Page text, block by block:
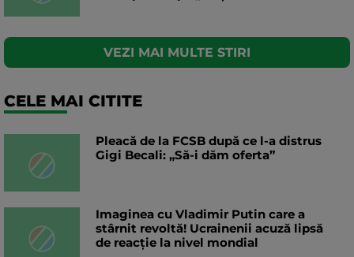
VEZI MAI MULTE STIRI
CELE MAI CITITE
Pleacă de la FCSB după ce l-a distrus
Gigi Becali: „Să-i dăm oferta”
Imaginea cu Vladimir Putin care a
stârnit revoltă! Ucrainenii acuză lipsă
de reacție la nivel mondial